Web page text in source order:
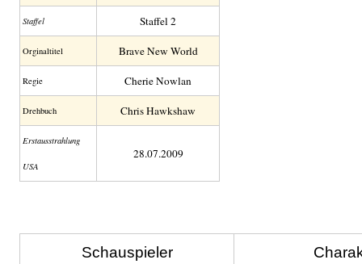
Staffel Staffel 2
Orginaltitel Brave New World
Regie Cherie Nowlan
Drehbuch Chris Hawkshaw
Erstaus­strahlung
USA
28.07.2009
Schauspieler